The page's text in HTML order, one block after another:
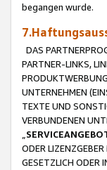
begangen wurde.
DAS
PARTNER-LINKS,
UNTERNEHMEN
TEXTE UND
VERBUNDENEN
ODER
GESETZLICH ODER